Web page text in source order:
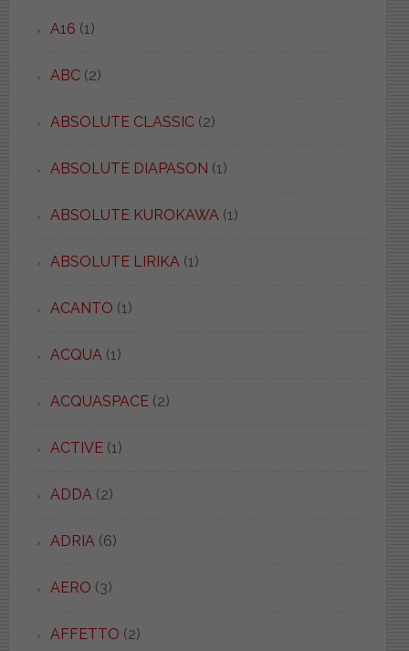
A16 (1)
ABC(2)
ABSOLUTE CLASSIC(2)
ABSOLUTE DIAPASON (1)
ABSOLUTE KUROKAWA(1)
ABSOLUTE LIRIKA(1)
ACANTO (1)
ACQUA(1)
ACQUASPACE(2)
ACTIVE(1)
ADDA(2)
ADRIA(6)
AERO (3)
AFFETTO (2)